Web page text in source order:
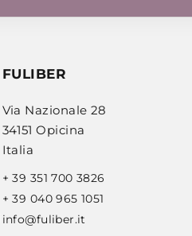
FULIBER
Via Nazionale 28
34151 Opicina
Italia
+ 39 351 700 3826
+ 39 040 965 1051
info@fuliber.it